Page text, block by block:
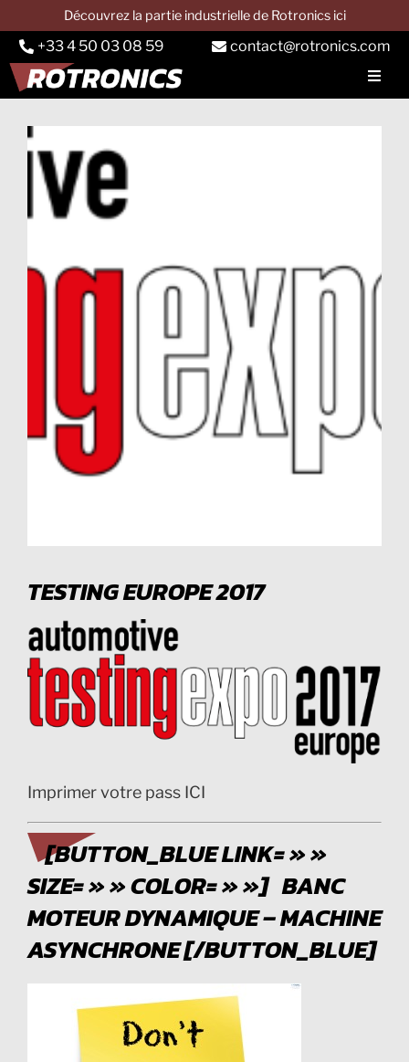
au
contenu
Découvrez la partie industrielle de Rotronics ici
+33 4 50 03 08 59 contact@rotronics.com
BANC AUTO
Banc camion
Services
Voir
l'image
agrandie
TESTING EUROPE 2017
Imprimer votre pass ICI
[BUTTON_BLUE LINK= » »
SIZE= » » COLOR= » »] BANC
MOTEUR DYNAMIQUE – MACHINE
ASYNCHRONE [/BUTTON_BLUE]